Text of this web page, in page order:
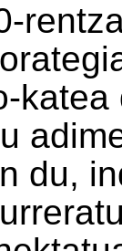
katea
du,